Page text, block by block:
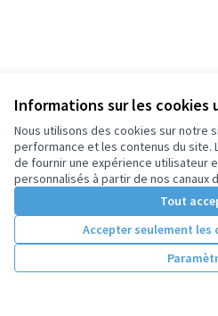
Informations sur les cookies
Nous utilisons des cookies sur notre
performance et les contenus du
de fournir une expérience utilisateur
personnalisés à partir de nos canaux
Tout
Accepter seulement les